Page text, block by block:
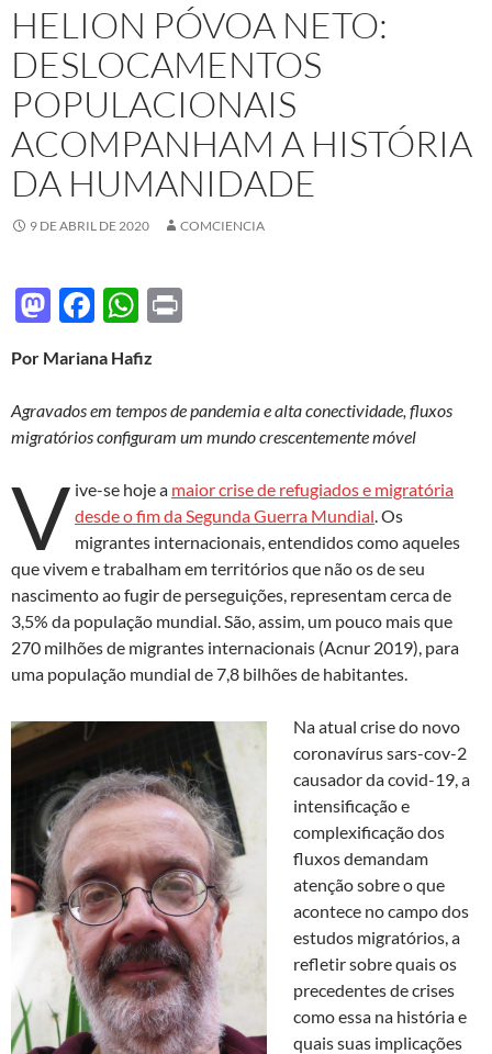
HELION PÓVOA NETO:
DESLOCAMENTOS
POPULACIONAIS
ACOMPANHAM A HISTÓRIA
DA HUMANIDADE
9 DE ABRIL DE 2020 COMCIENCIA
M
to
d
o
n
F
e
b
o
o
k
W
at
s
A
p
p
Por Mariana Hafiz
Agravados em tempos de pandemia e alta conectividade, fluxos
migratórios configuram um mundo crescentemente móvel
V ive-se hoje a maior crise de refugiados e migratória
desde o fim da Segunda Guerra Mundial. Os
migrantes internacionais, entendidos como aqueles
que vivem e trabalham em territórios que não os de seu
nascimento ao fugir de perseguições, representam cerca de
3,5% da população mundial. São, assim, um pouco mais que
270 milhões de migrantes internacionais (Acnur 2019), para
uma população mundial de 7,8 bilhões de habitantes.
Na atual crise do novo
coronavírus sars-cov-2
causador da covid-19, a
intensificação e
complexificação dos
fluxos demandam
atenção sobre o que
acontece no campo dos
estudos migratórios, a
refletir sobre quais os
precedentes de crises
como essa na história e
quais suas implicações